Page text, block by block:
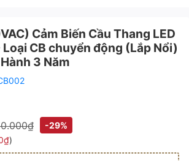
Cảm Biến Cầu Thang LED
CB chuyển động (Lắp Nổi)
3 Năm
-29%
)